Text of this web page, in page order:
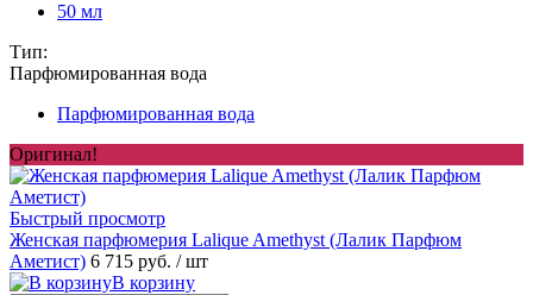
50 мл
Тип:
Парфюмированная вода
Парфюмированная вода
Оригинал!
Быстрый просмотр
Женская парфюмерия Lalique Amethyst (Лалик Парфюм
Аметист) 6 715 руб. / шт
В корзину